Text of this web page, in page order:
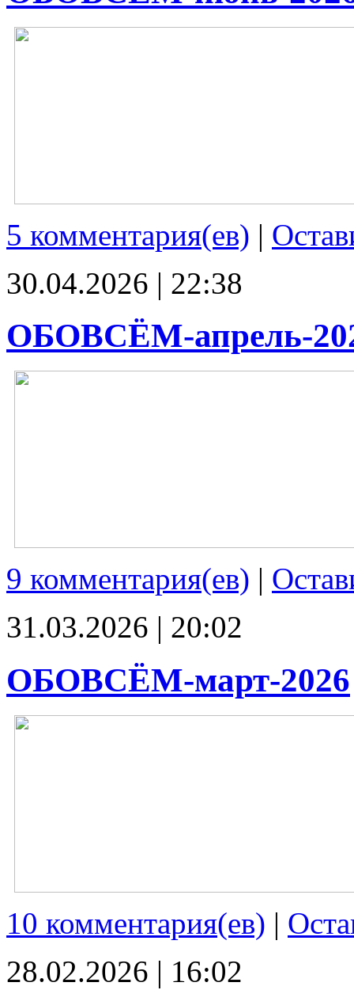
5 комментария(ев) |
30.04.2026 | 22:38
ОБОВСЁМ-апрель-
9 комментария(ев) |
31.03.2026 | 20:02
ОБОВСЁМ-март-2026
10 комментария(ев) |
28.02.2026 | 16:02